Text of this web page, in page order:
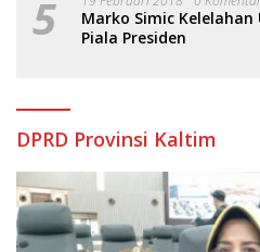
5
Marko Simic
Piala Presiden
DPRD Provinsi Kaltim